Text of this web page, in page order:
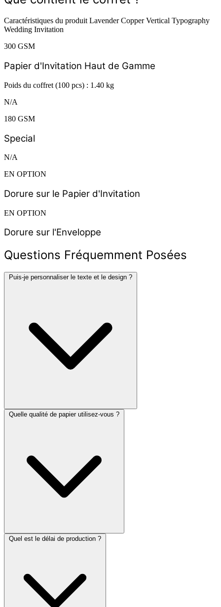
Caractéristiques du produit Lavender Copper Vertical Typography
Wedding Invitation
300 GSM
Papier d'Invitation Haut de Gamme
Poids du coffret (100 pcs) : 1.40 kg
N/A
180 GSM
Special
N/A
EN OPTION
Dorure sur le Papier d'Invitation
EN OPTION
Dorure sur l'Enveloppe
Questions Fréquemment Posées
Puis-je personnaliser le texte et le design ?
Quelle qualité de papier utilisez-vous ?
Quel est le délai de production ?